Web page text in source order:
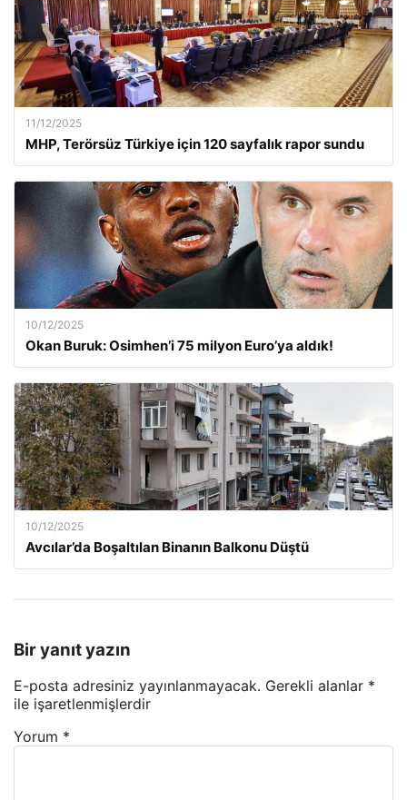
11/12/2025
MHP, Terörsüz Türkiye için 120 sayfalık rapor sundu
10/12/2025
Okan Buruk: Osimhen’i 75 milyon Euro’ya aldık!
10/12/2025
Avcılar’da Boşaltılan Binanın Balkonu Düştü
Bir yanıt yazın
E-posta adresiniz yayınlanmayacak. Gerekli alanlar *
ile işaretlenmişlerdir
Yorum *